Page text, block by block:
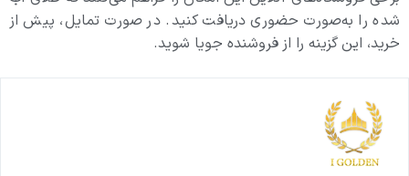
شده را به‌صورت حضوری دریافت کنید. در صورت تمایل، پیش از
خرید، این گزینه را از فروشنده جویا شوید.